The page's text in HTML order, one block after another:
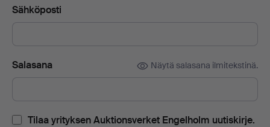
Sähköposti
Salasana Näytä salasana ilmitekstinä.
Tilaa yrityksen Auktionsverket Engelholm uutiskirje.